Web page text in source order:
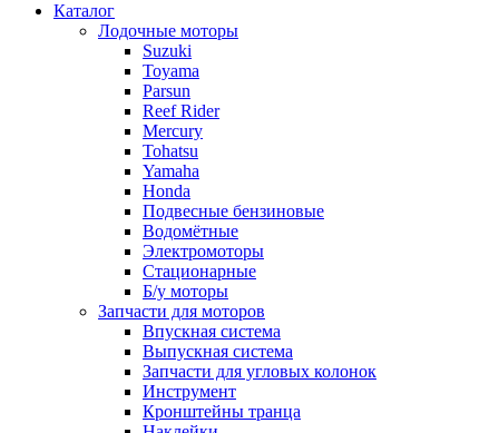
Каталог
Лодочные моторы
Suzuki
Toyama
Parsun
Reef Rider
Mercury
Tohatsu
Yamaha
Honda
Подвесные бензиновые
Водомётные
Электромоторы
Стационарные
Б/у моторы
Запчасти для моторов
Впускная система
Выпускная система
Запчасти для угловых колонок
Инструмент
Кронштейны транца